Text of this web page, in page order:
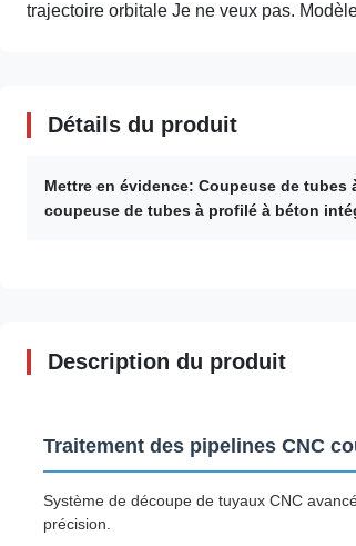
trajectoire orbitale Je ne veux pas.
Détails du produit
Mettre en évidence: Coupeuse de tubes
coupeuse de tubes à profilé à béton
Description du produit
Traitement des pipelines CNC
Système de découpe de tuyaux CNC
précision.